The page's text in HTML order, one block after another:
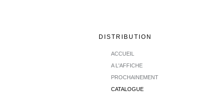
DISTRIBUTION
ACCUEIL
A L'AFFICHE
PROCHAINEMENT
CATALOGUE